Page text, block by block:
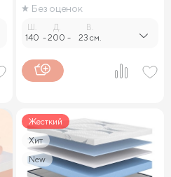
Без оценок
140 -
Д.
200 -
В.
23 см.
Жесткий
Хит
New